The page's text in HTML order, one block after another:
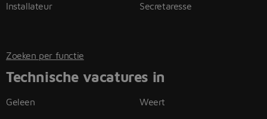
Installateur Secretaresse
Zoeken per functie
Technische vacatures in
Geleen Weert